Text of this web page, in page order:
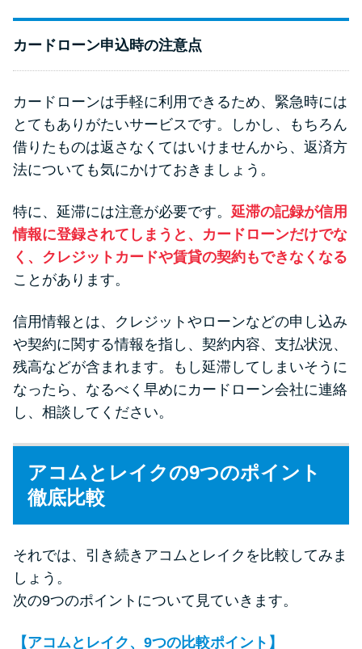
カードローン申込時の注意点
カードローンは手軽に利用できるため、緊急時には
とてもありがたいサービスです。しかし、もちろん
借りたものは返さなくてはいけませんから、返済方
法についても気にかけておきましょう。
特に、延滞には注意が必要です。 延滞の記録が信用
情報に登録されてしまうと、カードローンだけでな
く、クレジットカードや賃貸の契約もできなくなる
ことがあります。
信用情報とは、クレジットやローンなどの申し込み
や契約に関する情報を指し、契約内容、支払状況、
残高などが含まれます。もし延滞してしまいそうに
なったら、なるべく早めにカードローン会社に連絡
し、相談してください。
アコムとレイクの9つのポイント
徹底比較
それでは、引き続きアコムとレイクを比較してみま
しょう。
次の9つのポイントについて見ていきます。
【アコムとレイク、9つの比較ポイント】